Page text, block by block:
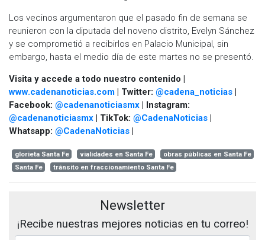
Los vecinos argumentaron que el pasado fin de semana se
reunieron con la diputada del noveno distrito, Evelyn Sánchez
y se comprometió a recibirlos en Palacio Municipal, sin
embargo, hasta el medio día de este martes no se presentó.
Visita y accede a todo nuestro contenido |
www.cadenanoticias.com | Twitter: @cadena_noticias |
Facebook: @cadenanoticiasmx | Instagram:
@cadenanoticiasmx | TikTok: @CadenaNoticias |
Whatsapp: @CadenaNoticias |
glorieta Santa Fe vialidades en Santa Fe
obras públicas en Santa Fe
Santa Fe
tránsito en fraccionamiento Santa Fe
Newsletter
¡Recibe nuestras mejores noticias en tu correo!